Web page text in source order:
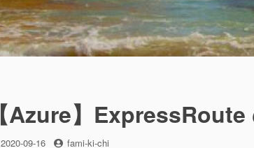
【Azure】
投
2020-09-16
投
fami-ki-chi